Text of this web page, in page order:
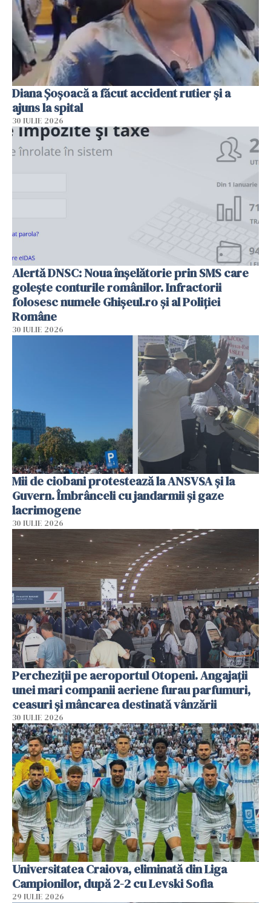
Diana Șoșoacă a făcut accident rutier și a
ajuns la spital
30 IULIE 2026
Alertă DNSC: Noua înșelătorie prin SMS care
golește conturile românilor. Infractorii
folosesc numele Ghișeul.ro și al Poliției
Române
30 IULIE 2026
Mii de ciobani protestează la ANSVSA și la
Guvern. Îmbrânceli cu jandarmii și gaze
lacrimogene
30 IULIE 2026
Percheziții pe aeroportul Otopeni. Angajații
unei mari companii aeriene furau parfumuri,
ceasuri și mâncarea destinată vânzării
30 IULIE 2026
Universitatea Craiova, eliminată din Liga
Campionilor, după 2-2 cu Levski Sofia
29 IULIE 2026